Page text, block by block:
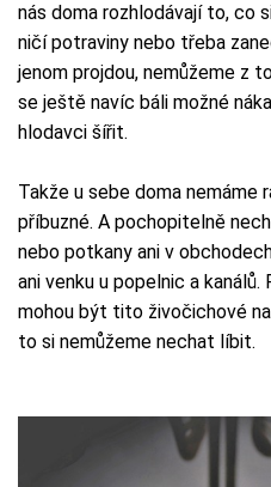
nás doma rozhlodávají to, co
ničí potraviny nebo třeba
jenom projdou, nemůžeme z
se ještě navíc báli možné
hlodavci šířit.
Takže u sebe doma nemáme
příbuzné. A pochopitelně
nebo potkany ani v
ani venku u popelnic a
mohou být tito živočichové
to si nemůžeme nechat líbit.